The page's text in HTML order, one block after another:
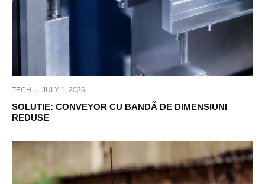
TECH · JULY 1, 2026
SOLUTIE: CONVEYOR CU BANDÃ DE DIMENSIUNI
REDUSE